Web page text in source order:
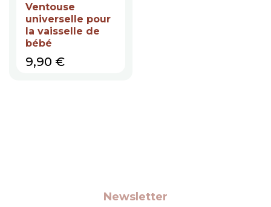
Ventouse
universelle pour
la vaisselle de
bébé
Prix
9,90 €
Newsletter